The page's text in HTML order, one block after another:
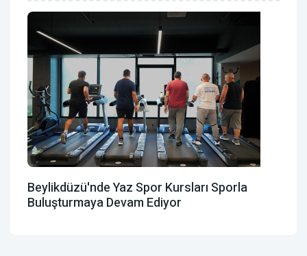
Beylikdüzü'nde Yaz Spor Kursları Sporla
Buluşturmaya Devam Ediyor